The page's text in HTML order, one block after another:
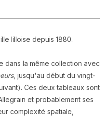
lilloise depuis 1880.
dans la même collection avec
, jusqu'au début du vingt-
Ces deux tableaux sont
et probablement ses
complexité spatiale,